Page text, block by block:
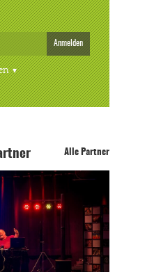
Anmelden
Alle Partner